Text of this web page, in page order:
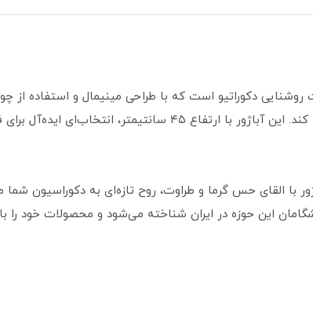
روشنایی دکوراتیو است که با طراحی مینیمال و استفاده
جایگاه ویژه‌ای در میان علاقه‌مندان به دکوراسیون مدرن و کلاسیک پیدا کند. این
با القای حس گرما و طراوت، روح تازه‌ای به دکوراسیون شما
این حوزه در ایران شناخته می‌شود و محصولات خود را